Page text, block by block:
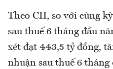
Theo CII, so với cùng
sau thuế 6 tháng đầu
xét đạt 443,5 tỷ đồng,
nhuận sau thuế 6